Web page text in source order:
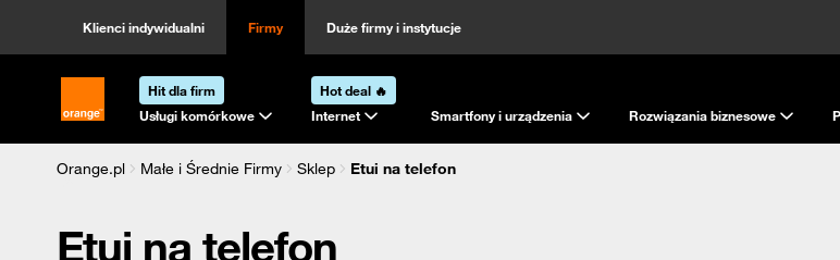
Klienci indywidualni Firmy Duże firmy i instytucje
Strona główna Orange.pl
Hit dla firm
Usługi komórkowe
Hot deal 🔥
Internet
Smartfony i urządzenia Rozwiązania biznesowe
Orange.pl Małe i Średnie Firmy Sklep
Etui na telefon
Etui na telefon